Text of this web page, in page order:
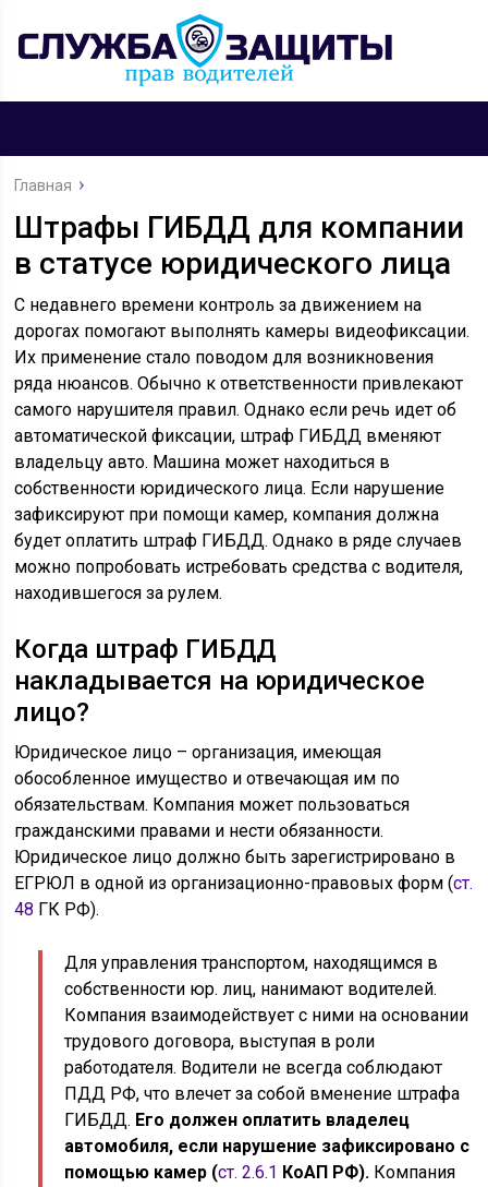
Главная
Штрафы ГИБДД для компании
в статусе юридического лица
С недавнего времени контроль за движением на
дорогах помогают выполнять камеры видеофиксации.
Их применение стало поводом для возникновения
ряда нюансов. Обычно к ответственности привлекают
самого нарушителя правил. Однако если речь идет об
автоматической фиксации, штраф ГИБДД вменяют
владельцу авто. Машина может находиться в
собственности юридического лица. Если нарушение
зафиксируют при помощи камер, компания должна
будет оплатить штраф ГИБДД. Однако в ряде случаев
можно попробовать истребовать средства с водителя,
находившегося за рулем.
Когда штраф ГИБДД
накладывается на юридическое
лицо?
Юридическое лицо – организация, имеющая
обособленное имущество и отвечающая им по
обязательствам. Компания может пользоваться
гражданскими правами и нести обязанности.
Юридическое лицо должно быть зарегистрировано в
ЕГРЮЛ в одной из организационно-правовых форм (ст.
48 ГК РФ).
Для управления транспортом, находящимся в
собственности юр. лиц, нанимают водителей.
Компания взаимодействует с ними на основании
трудового договора, выступая в роли
работодателя. Водители не всегда соблюдают
ПДД РФ, что влечет за собой вменение штрафа
ГИБДД. Его должен оплатить владелец
автомобиля, если нарушение зафиксировано с
помощью камер (ст. 2.6.1 КоАП РФ). Компания